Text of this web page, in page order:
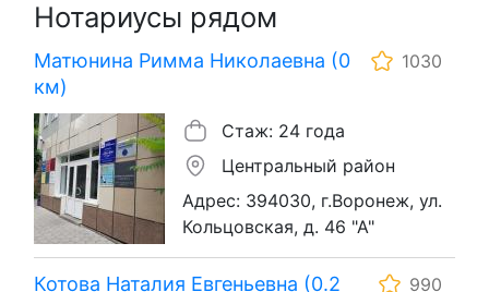
Нотариусы рядом
Матюнина Римма Николаевна (0
км)
1030
Стаж: 24 года
Центральный район
Адрес: 394030, г.Воронеж, ул.
Кольцовская, д. 46 "А"
Котова Наталия Евгеньевна (0.2
990